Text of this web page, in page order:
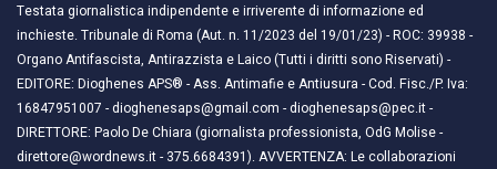
Testata giornalistica indipendente e irriverente di informazione ed
inchieste. Tribunale di Roma (Aut. n. 11/2023 del 19/01/23) - ROC: 39938 -
Organo Antifascista, Antirazzista e Laico (Tutti i diritti sono Riservati) -
EDITORE: Dioghenes APS® - Ass. Antimafie e Antiusura - Cod. Fisc./P. Iva:
16847951007 - dioghenesaps@gmail.com - dioghenesaps@pec.it - ​​
DIRETTORE: Paolo De Chiara (giornalista professionista, OdG Molise -
direttore@wordnews.it - ​​375.6684391). AVVERTENZA: Le collaborazioni